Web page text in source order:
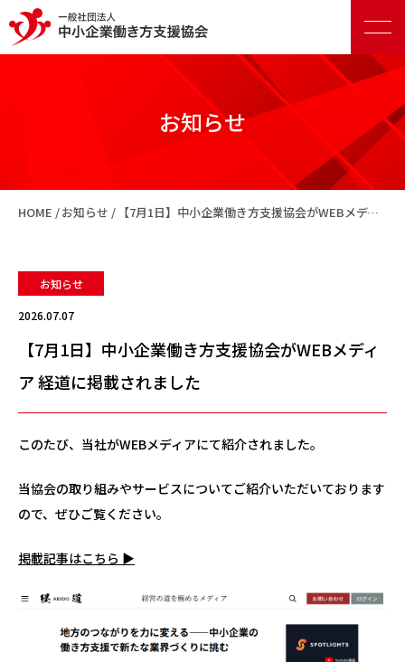
お知らせ
HOME お知らせ 【7月1日】中小企業働き方支援協会がWEBメディア 経道に掲載されました
お知らせ
2026.07.07
【7月1日】中小企業働き方支援協会がWEBメディ
ア 経道に掲載されました
このたび、当社がWEBメディアにて紹介されました。
当協会の取り組みやサービスについてご紹介いただいております
ので、ぜひご覧ください。
掲載記事はこちら ▶